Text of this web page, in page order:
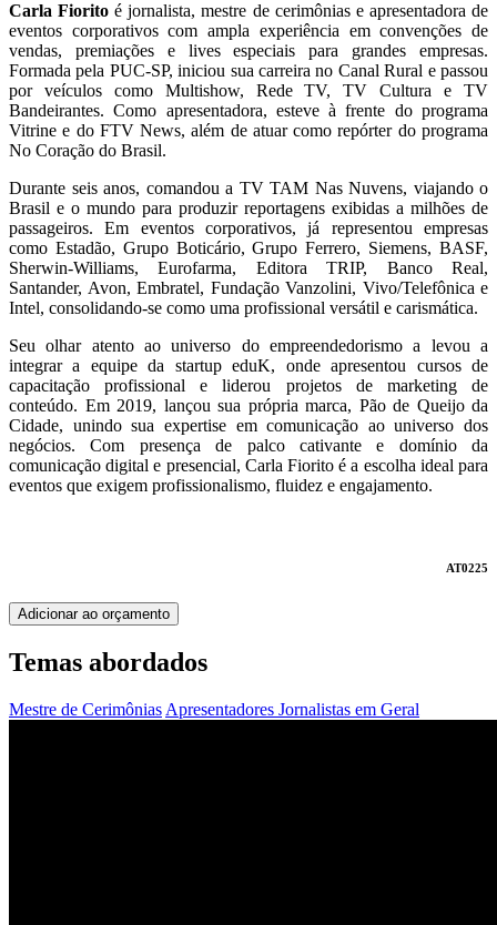
Carla Fiorito é jornalista, mestre de cerimônias e apresentadora de
eventos corporativos com ampla experiência em convenções de
vendas, premiações e lives especiais para grandes empresas.
Formada pela PUC-SP, iniciou sua carreira no Canal Rural e passou
por veículos como Multishow, Rede TV, TV Cultura e TV
Bandeirantes. Como apresentadora, esteve à frente do programa
Vitrine e do FTV News, além de atuar como repórter do programa
No Coração do Brasil.
Durante seis anos, comandou a TV TAM Nas Nuvens, viajando o
Brasil e o mundo para produzir reportagens exibidas a milhões de
passageiros. Em eventos corporativos, já representou empresas
como Estadão, Grupo Boticário, Grupo Ferrero, Siemens, BASF,
Sherwin-Williams, Eurofarma, Editora TRIP, Banco Real,
Santander, Avon, Embratel, Fundação Vanzolini, Vivo/Telefônica e
Intel, consolidando-se como uma profissional versátil e carismática.
Seu olhar atento ao universo do empreendedorismo a levou a
integrar a equipe da startup eduK, onde apresentou cursos de
capacitação profissional e liderou projetos de marketing de
conteúdo. Em 2019, lançou sua própria marca, Pão de Queijo da
Cidade, unindo sua expertise em comunicação ao universo dos
negócios. Com presença de palco cativante e domínio da
comunicação digital e presencial, Carla Fiorito é a escolha ideal para
eventos que exigem profissionalismo, fluidez e engajamento.
AT0225
Adicionar ao orçamento
Temas abordados
Mestre de Cerimônias Apresentadores Jornalistas em Geral